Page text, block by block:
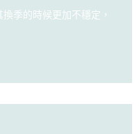
季的時候更加不穩定，